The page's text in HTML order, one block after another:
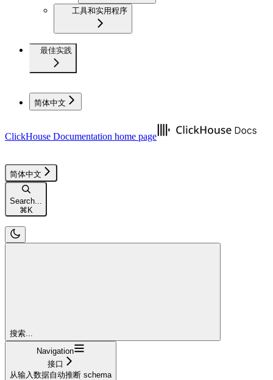
工具和实用程序
最佳实践
简体中文
ClickHouse Documentation home page
简体中文
Search...
⌘ K
搜索...
Navigation
接口
从输入数据自动推断 schema